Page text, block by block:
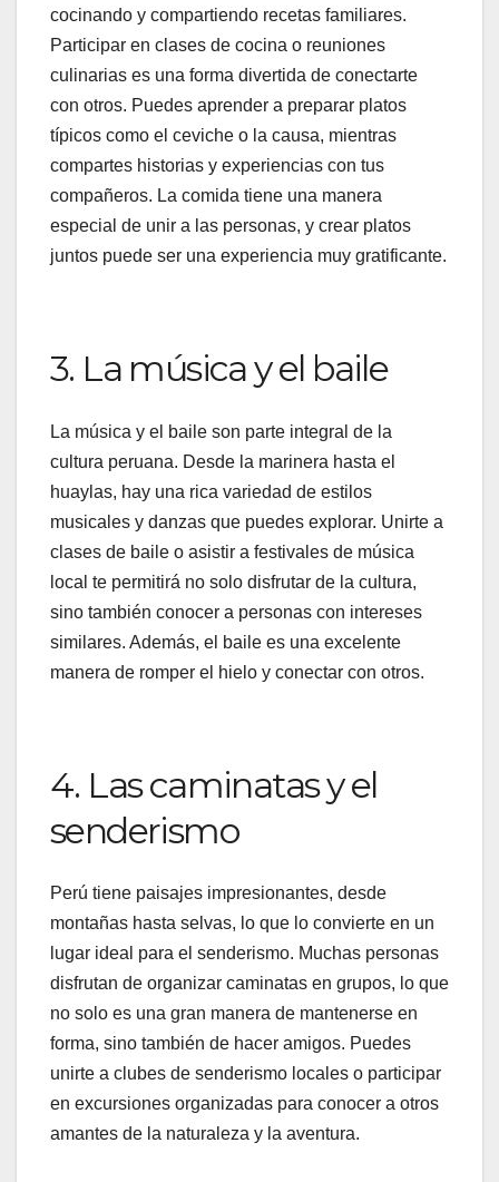
cocinando y compartiendo recetas familiares.
Participar en clases de cocina o reuniones
culinarias es una forma divertida de conectarte
con otros. Puedes aprender a preparar platos
típicos como el ceviche o la causa, mientras
compartes historias y experiencias con tus
compañeros. La comida tiene una manera
especial de unir a las personas, y crear platos
juntos puede ser una experiencia muy gratificante.
3. La música y el baile
La música y el baile son parte integral de la
cultura peruana. Desde la marinera hasta el
huaylas, hay una rica variedad de estilos
musicales y danzas que puedes explorar. Unirte a
clases de baile o asistir a festivales de música
local te permitirá no solo disfrutar de la cultura,
sino también conocer a personas con intereses
similares. Además, el baile es una excelente
manera de romper el hielo y conectar con otros.
4. Las caminatas y el
senderismo
Perú tiene paisajes impresionantes, desde
montañas hasta selvas, lo que lo convierte en un
lugar ideal para el senderismo. Muchas personas
disfrutan de organizar caminatas en grupos, lo que
no solo es una gran manera de mantenerse en
forma, sino también de hacer amigos. Puedes
unirte a clubes de senderismo locales o participar
en excursiones organizadas para conocer a otros
amantes de la naturaleza y la aventura.